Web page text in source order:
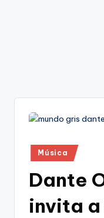
Publicado
en
Música
Dante
invita